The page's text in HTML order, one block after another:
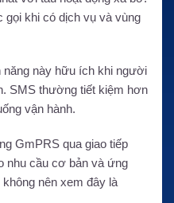
gọi khi có dịch vụ và vùng
năng này hữu ích khi người
SMS thường tiết kiệm hơn
vận hành.
GmPRS qua giao tiếp
nhu cầu cơ bản và ứng
nên xem đây là